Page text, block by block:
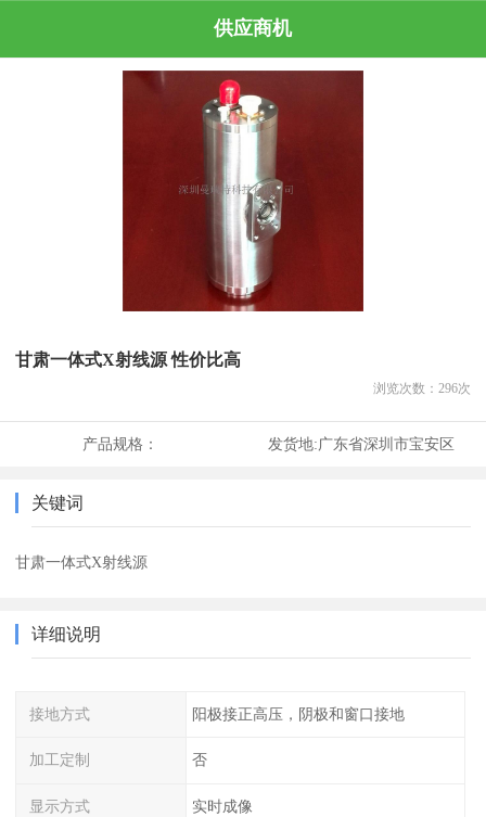
供应商机
甘肃一体式X射线源 性价比高
浏览次数： 296次
产品规格： 发货地:广东省深圳市宝安区
关键词
甘肃一体式X射线源
详细说明
接地方式 阳极接正高压，阴极和窗口接地
加工定制 否
显示方式 实时成像